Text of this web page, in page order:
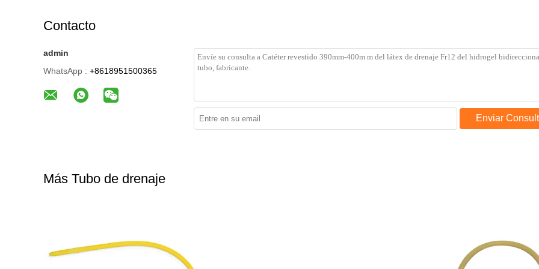
Contacto
admin
WhatsApp : +8618951500365
Enviar
Más Tubo de drenaje